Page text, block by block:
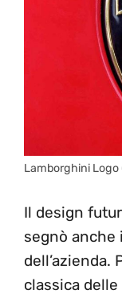
Lamborghini Logo
Il design
segnò anche
dell’azienda.
classica